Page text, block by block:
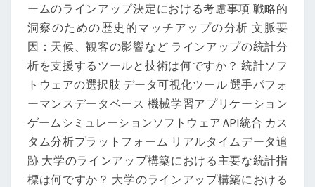
テ
キ
ス
ト
ームのラインアップ決定における考慮事項 戦略的
洞察のための歴史的マッチアップの分析 文脈要
因：天候、観客の影響など ラインアップの統計分
析を支援するツールと技術は何ですか？ 統計ソフ
トウェアの選択肢 データ可視化ツール 選手パフォ
ーマンスデータベース 機械学習アプリケーション
ゲームシミュレーションソフトウェア API統合 カス
タム分析プラットフォーム リアルタイムデータ追
跡 大学のラインアップ構築における主要な統計指
標は何ですか？ 大学のラインアップ構築における